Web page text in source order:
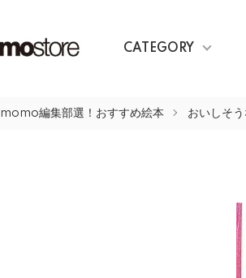
CATEGORY
momo編集部選！おすすめ絵本 おいしそ